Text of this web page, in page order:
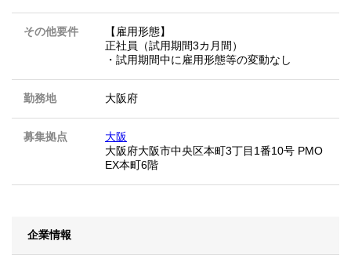
その他要件
【雇用形態】
正社員（試用期間3カ月間）
・試用期間中に雇用形態等の変動なし
勤務地 大阪府
募集拠点
大阪
大阪府大阪市中央区本町3丁目1番10号 PMO
EX本町6階
企業情報